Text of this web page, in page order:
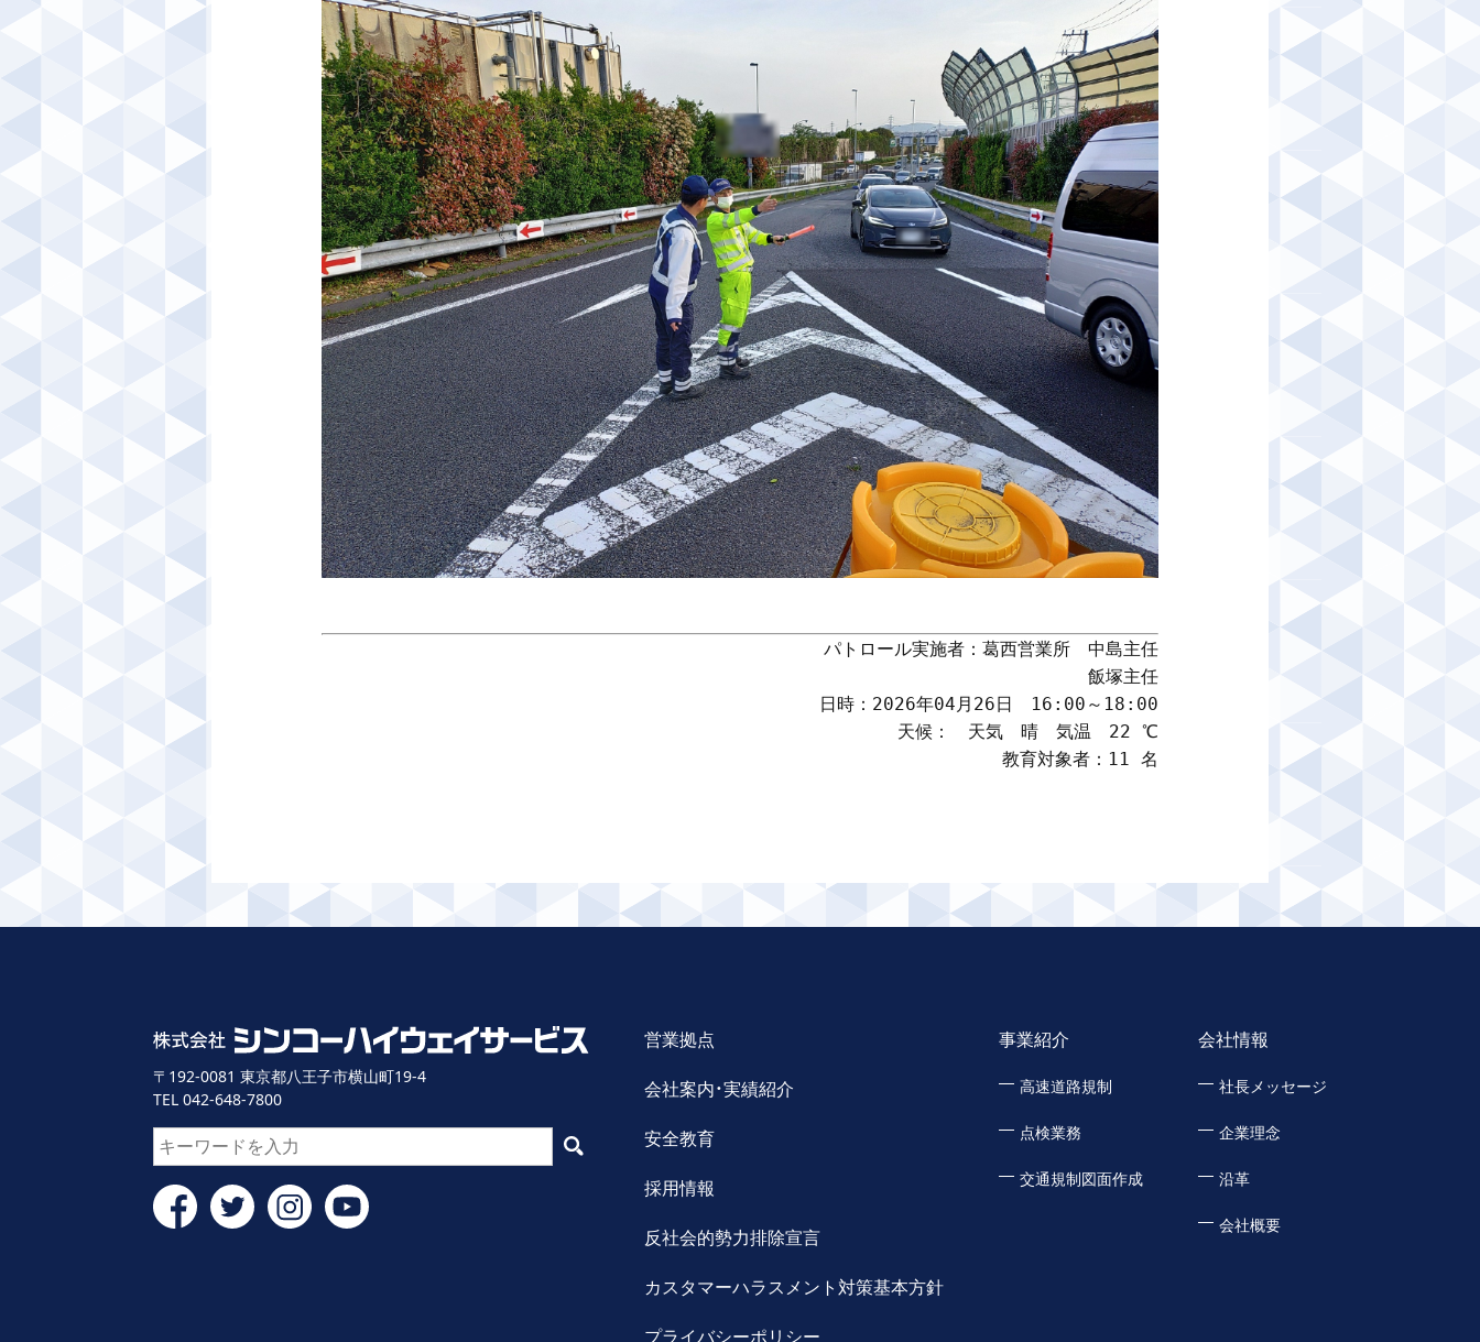
パトロール実施者：葛西営業所　中島主任
飯塚主任
日時：2026年04月26日　16:00～18:00
天候：　天気　晴　気温　22 ℃
教育対象者：11 名
〒192-0081 東京都八王子市横山町19-4
TEL 042-648-7800
営業拠点
会社案内・実績紹介
安全教育
採用情報
反社会的勢力排除宣言
カスタマーハラスメント対策基本方針
プライバシーポリシー
事業紹介
高速道路規制
点検業務
交通規制図面作成
会社情報
社長メッセージ
企業理念
沿革
会社概要